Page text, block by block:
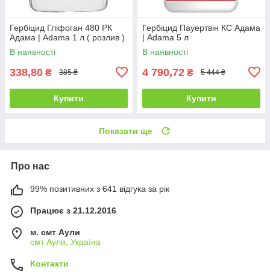
Гербіцид Гліфоган 480 РК
Адама | Adama 1 л ( розлив )
В наявності
338,80 ₴ 385 ₴
Купити
Гербіцид Пауертвін КС Адама
| Adama 5 л
В наявності
4 790,72 ₴ 5 444 ₴
Купити
Показати ще
Про нас
99% позитивних з 641 відгука за рік
Працює з 21.12.2016
м. смт Аули
смт Аули, Україна
Контакти